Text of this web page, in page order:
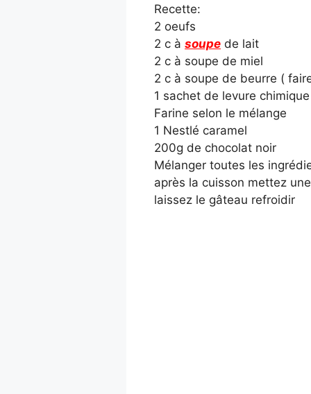
Recette:
2 oeufs
2 c à soupe de lait
2 c à soupe de miel
2 c à soupe de beurre (
1 sachet de levure chimique
Farine selon le mélange
1 Nestlé caramel
200g de chocolat noir
Mélanger toutes les
après la cuisson mettez
laissez le gâteau refroidir